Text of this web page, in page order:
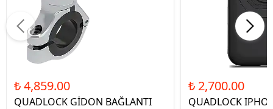
₺ 4,859.00
QUADLOCK GİDON BAĞLANTI
₺ 2,700.00
QUADLOCK